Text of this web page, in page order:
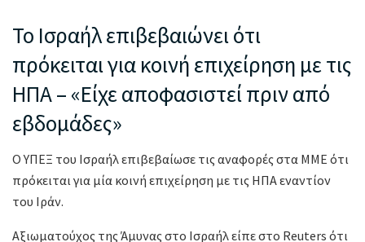
Το Ισραήλ επιβεβαιώνει ότι
πρόκειται για κοινή επιχείρηση με τις
ΗΠΑ – «Είχε αποφασιστεί πριν από
εβδομάδες»
Ο ΥΠΕΞ του Ισραήλ επιβεβαίωσε τις αναφορές στα ΜΜΕ ότι
πρόκειται για μία κοινή επιχείρηση με τις ΗΠΑ εναντίον
του Ιράν.
Αξιωματούχος της Άμυνας στο Ισραήλ είπε στο Reuters ότι